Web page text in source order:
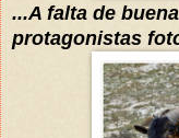
...A falta de
protagonistas